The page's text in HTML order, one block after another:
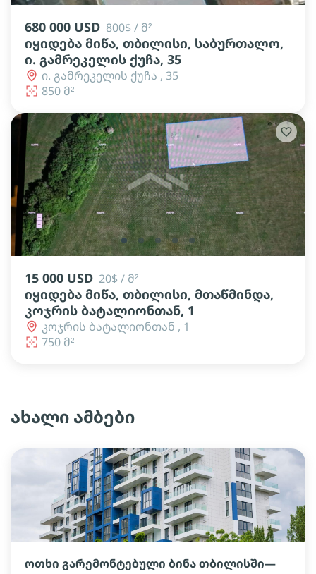
680 000 USD 800$ / მ²
იყიდება მიწა, თბილისი, საბურთალო,
ი. გამრეკელის ქუჩა, 35
ი. გამრეკელის ქუჩა , 35
850 მ²
lens lens lens lens lens
15 000 USD 20$ / მ²
იყიდება მიწა, თბილისი, მთაწმინდა,
კოჯრის ბატალიონთან, 1
კოჯრის ბატალიონთან , 1
750 მ²
ახალი ამბები
ოთხი გარემონტებული ბინა თბილისში—